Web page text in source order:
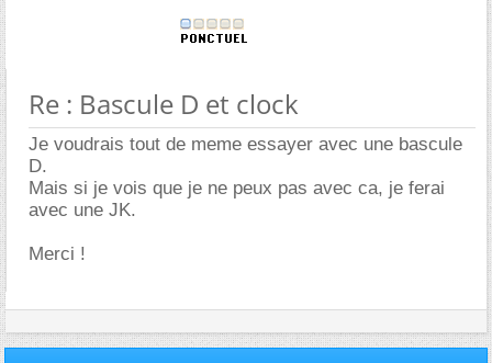
Re : Bascule D et clock
Je voudrais tout de meme essayer avec une bascule
D.
Mais si je vois que je ne peux pas avec ca, je ferai
avec une JK.
Merci !